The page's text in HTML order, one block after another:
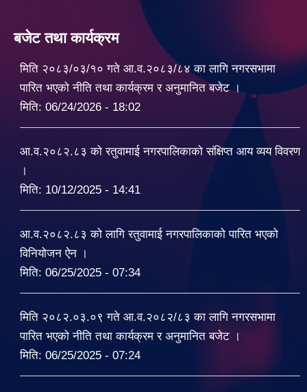
बजेट तथा कार्यक्रम
मिति २०८३/०३/१० गते आ.व.२०८३/८४ का लागि नगरसभामा
पारित भएको नीति तथा कार्यक्रम र अनुमानित बजेट ।
मिति: 06/24/2026 - 18:02
आ.व.२०८२.८३ को रतुवामाई नगरपालिकाको संक्षिप्त आय व्यय विवरण
।
मिति: 10/12/2025 - 14:41
आ.व.२०८२.८३ को लागि रतुवामाई नगरपालिकाको पारित भएको
विनियोजन ऐन ।
मिति: 06/25/2025 - 07:34
मिति २०८२.०३.०९ गते आ.व.२०८२/८३ का लागि नगरसभामा
पारित भएको नीति तथा कार्यक्रम र अनुमानित बजेट ।
मिति: 06/25/2025 - 07:24